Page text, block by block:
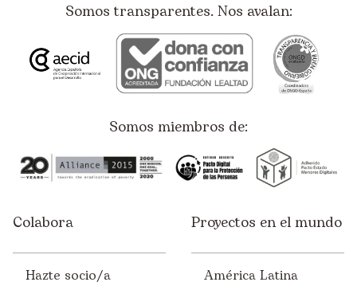
Apadrinamiento
Ayuda Humanitaria
Derechos Humanos
Empresas
Infancia
Juventud
Somos transparentes. Nos avalan:
Somos miembros de:
Colabora
Hazte socio/a
Proyectos en el mundo
América Latina